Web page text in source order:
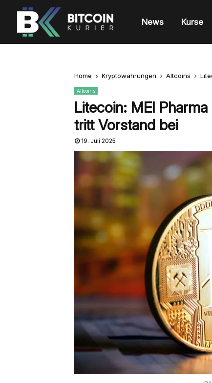
News Kurse
Home Kryptowährungen Altcoins
Altcoins
Litecoin: MEI
tritt Vorstand bei
19. Juli 2025